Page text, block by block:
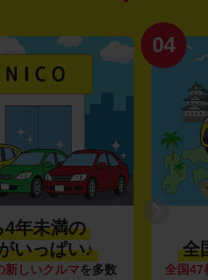
4年未満の
いっぱい♪
新しいクルマを多数
04
全
全国47